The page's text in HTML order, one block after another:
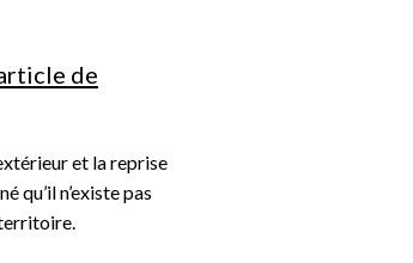
de
et la reprise
qu’il n’existe pas